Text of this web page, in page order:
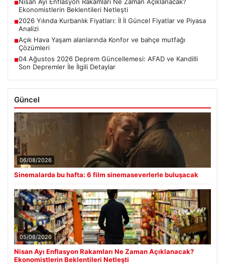
■
Ekonomistlerin Beklentileri Netleşti
■2026 Yılında Kurbanlık Fiyatları: İl İl Güncel Fiyatlar ve Piyasa
Analizi
■Açık Hava Yaşam alanlarında Konfor ve bahçe mutfağı
Çözümleri
■04 Ağustos 2026 Deprem Güncellemesi: AFAD ve Kandilli
Son Depremler İle İlgili Detaylar
Güncel
06/08/2026
Sinemalarda bu hafta: 6 film sinemaseverlerle buluşacak
05/08/2026
Nisan Ayı Enflasyon Rakamları Ne Zaman Açıklanacak?
Ekonomistlerin Beklentileri Netleşti